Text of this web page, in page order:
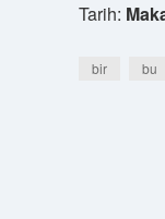
Tarih:
bir bu